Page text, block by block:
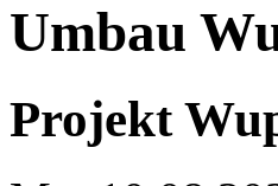
Umbau
Projekt